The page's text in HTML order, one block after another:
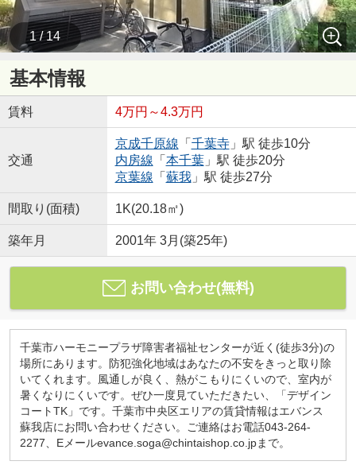
1 / 14
基本情報
賃料 4万円～4.3万円
交通
京成千原線 「 千葉寺」駅 徒歩10分
内房線 「 本千葉」駅 徒歩20分
京葉線 「 蘇我」駅 徒歩27分
間取り(面積) 1K(20.18㎡)
築年月 2001年 3月(築25年)
お問い合わせ(無料)
千葉市ハーモニープラザ障害者福祉センターが近く(徒歩3分)の
場所にあります。防犯強化地域はあなたの不安をきっと取り除
いてくれます。風通しが良く、熱がこもりにくいので、室内が
暑くなりにくいです。ぜひ一度見ていただきたい、「デザイン
コートTK」です。千葉市中央区エリアの賃貸情報はエバンス
蘇我店にお問い合わせください。ご連絡はお電話043-264-
2277、Eメールevance.soga@chintaishop.co.jpまで。